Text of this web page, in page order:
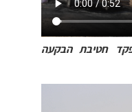
חטיבת הבקעה